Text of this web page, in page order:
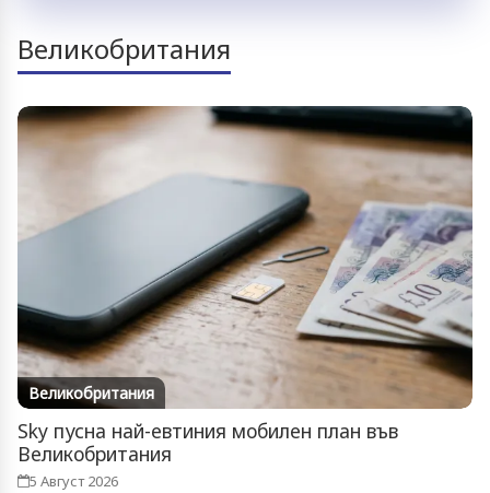
Великобритания
Великобритания
Sky пусна най-евтиния мобилен план във
Великобритания
5 Август 2026